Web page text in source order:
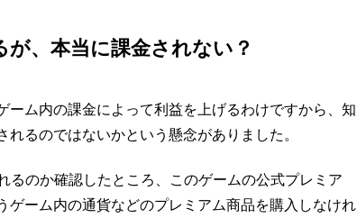
、本当に課金されない？
ム内の課金によって利益を上げるわけですから、知
るのではないかという懸念がありました。
るのか確認したところ、このゲームの公式プレミア
ーム内の通貨などのプレミアム商品を購入しなけれ